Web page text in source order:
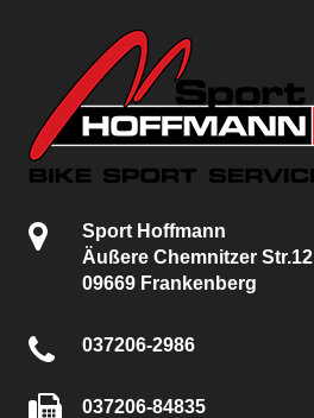
Sport Hoffmann
Äußere Chemnitzer Str.12
09669 Frankenberg
037206-2986
037206-84835